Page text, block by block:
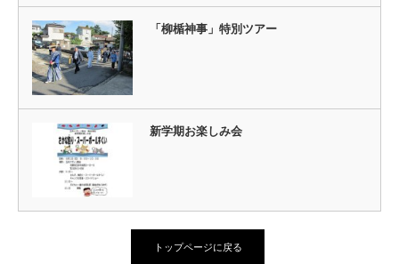
「柳楯神事」特別ツアー
新学期お楽しみ会
トップページに戻る